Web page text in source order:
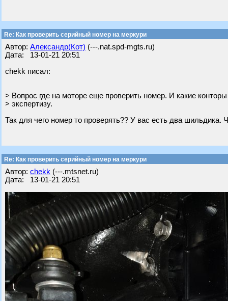
Re: Как проверить серийный номер на меркури
Автор: Александр(Кот) (---.nat.spd-mgts.ru)
Дата: 13-01-21 20:51
chekk писал:
> Вопрос где на моторе еще проверить номер. И какие
> экспертизу.
Так для чего номер то проверять?? У вас есть два шильдика.
Re: Как проверить серийный номер на меркури
Автор: chekk (---.mtsnet.ru)
Дата: 13-01-21 20:51